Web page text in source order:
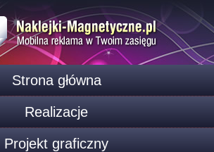
Strona główna
Realizacje
Projekt graficzny